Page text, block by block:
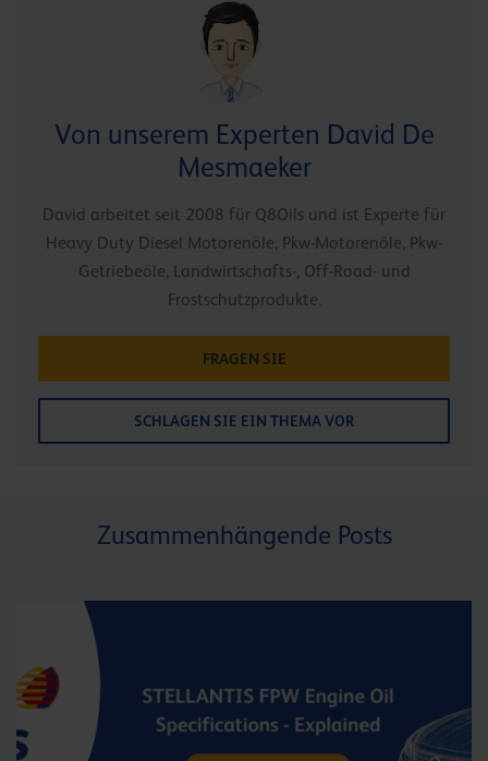
Von unserem Experten David De
Mesmaeker
David arbeitet seit 2008 für Q8Oils und ist Experte für
Heavy Duty Diesel Motorenöle, Pkw-Motorenöle, Pkw-
Getriebeöle, Landwirtschafts-, Off-Road- und
Frostschutzprodukte.
FRAGEN SIE
SCHLAGEN SIE EIN THEMA VOR
Zusammenhängende Posts